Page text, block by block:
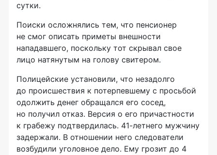
сутки.
Поиски осложнялись тем, что пенсионер
не смог описать приметы внешности
нападавшего, поскольку тот скрывал свое
лицо натянутым на голову свитером.
Полицейские установили, что незадолго
до происшествия к потерпевшему с просьбой
одолжить денег обращался его сосед,
но получил отказ. Версия о его причастности
к грабежу подтвердилась. 41-летнего мужчину
задержали. В отношении него следователи
возбудили уголовное дело. Ему грозит до 4